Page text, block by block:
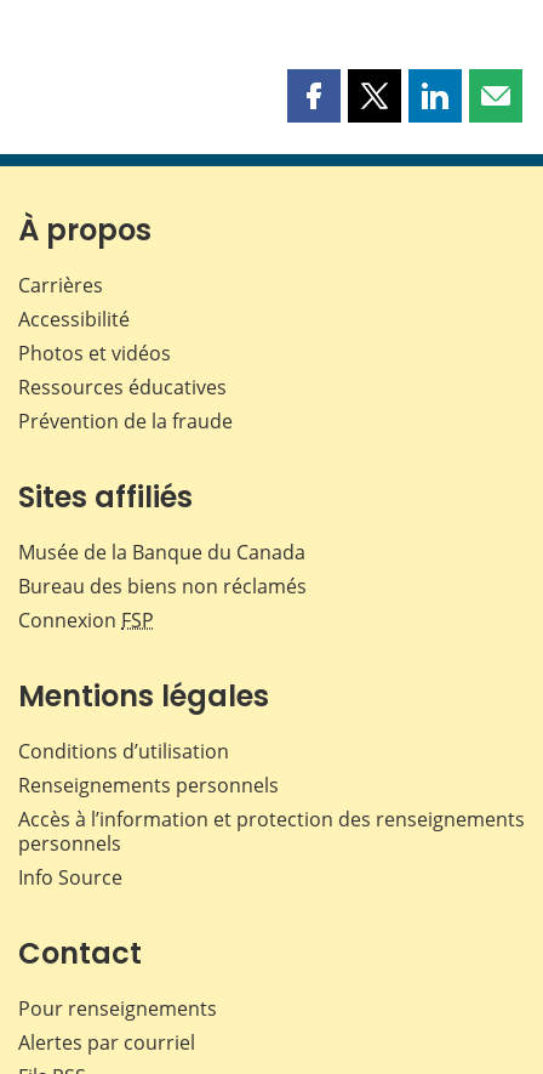
Partager
page
Partager
page
Partager
page page
À propos
Carrières
Accessibilité
Photos et vidéos
Ressources éducatives
Prévention de la fraude
Sites affiliés
Musée de la Banque du Canada
Bureau des biens non réclamés
Connexion FSP
Mentions légales
Conditions d’utilisation
Renseignements personnels
Accès à l’information et protection des renseignements
personnels
Info Source
Contact
Pour renseignements
Alertes par courriel